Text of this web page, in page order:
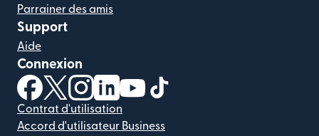
Parrainer des amis
Support
Aide
Connexion
(s'ouvre dans une nouvelle fenêtre)
(s'ouvre dans une nouvelle fenêtre)
(s'ouvre dans une nouvelle fenêtre)
(s'ouvre dans une nouvelle fenêtre)
(s'ouvre dans une nouvelle
Contrat d'utilisation
Accord d'utilisateur Business